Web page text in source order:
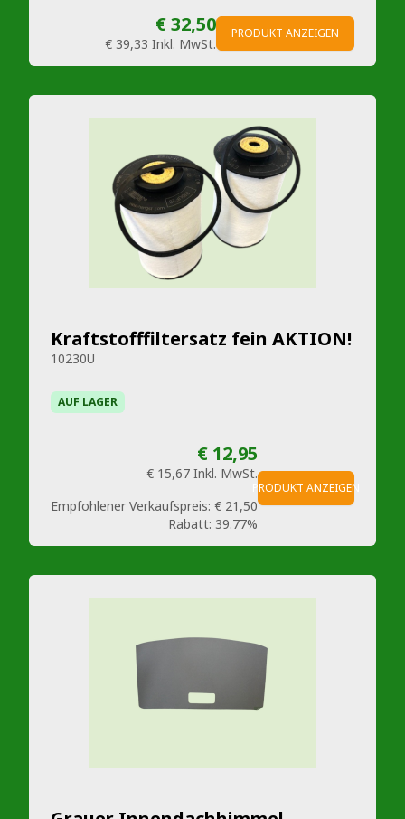
€ 32,50
€ 39,33 Inkl. MwSt.
PRODUKT ANZEIGEN
Kraftstofffiltersatz fein AKTION!
10230U
AUF LAGER
€ 12,95
€ 15,67 Inkl. MwSt.
Empfohlener Verkaufspreis: € 21,50
Rabatt: 39.77%
PRODUKT ANZEIGEN